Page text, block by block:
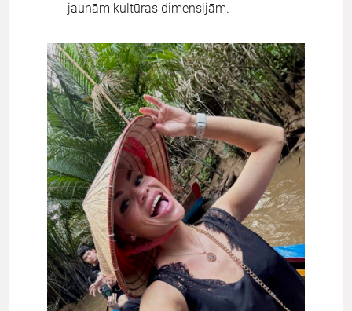
jaunām kultūras dimensijām.